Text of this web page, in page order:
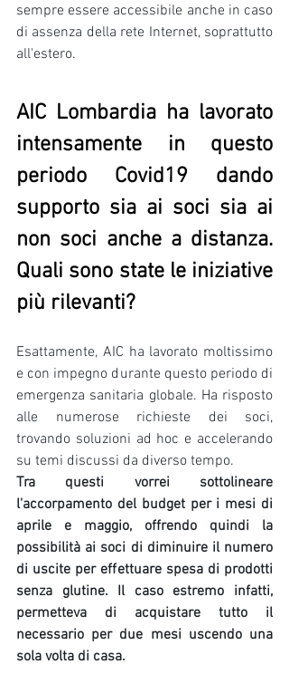
sempre essere accessibile anche in caso
di assenza della rete Internet, soprattutto
all'estero.
AIC Lombardia ha lavorato
intensamente in questo
periodo Covid19 dando
supporto sia ai soci sia ai
non soci anche a distanza.
Quali sono state le iniziative
più rilevanti?
Esattamente, AIC ha lavorato moltissimo
e con impegno durante questo periodo di
emergenza sanitaria globale. Ha risposto
alle numerose richieste dei soci,
trovando soluzioni ad hoc e accelerando
su temi discussi da diverso tempo.
Tra questi vorrei sottolineare
l'accorpamento del budget per i mesi di
aprile e maggio, offrendo quindi la
possibilità ai soci di diminuire il numero
di uscite per effettuare spesa di prodotti
senza glutine. Il caso estremo infatti,
permetteva di acquistare tutto il
necessario per due mesi uscendo una
sola volta di casa.